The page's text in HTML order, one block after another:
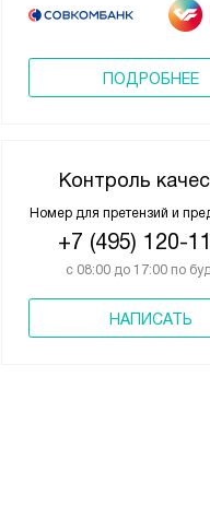
ПОДРОБНЕЕ
Контроль
Номер для претензий и
+7 (495) 120-
с 08:00 до 17:00 по
НАПИСАТЬ